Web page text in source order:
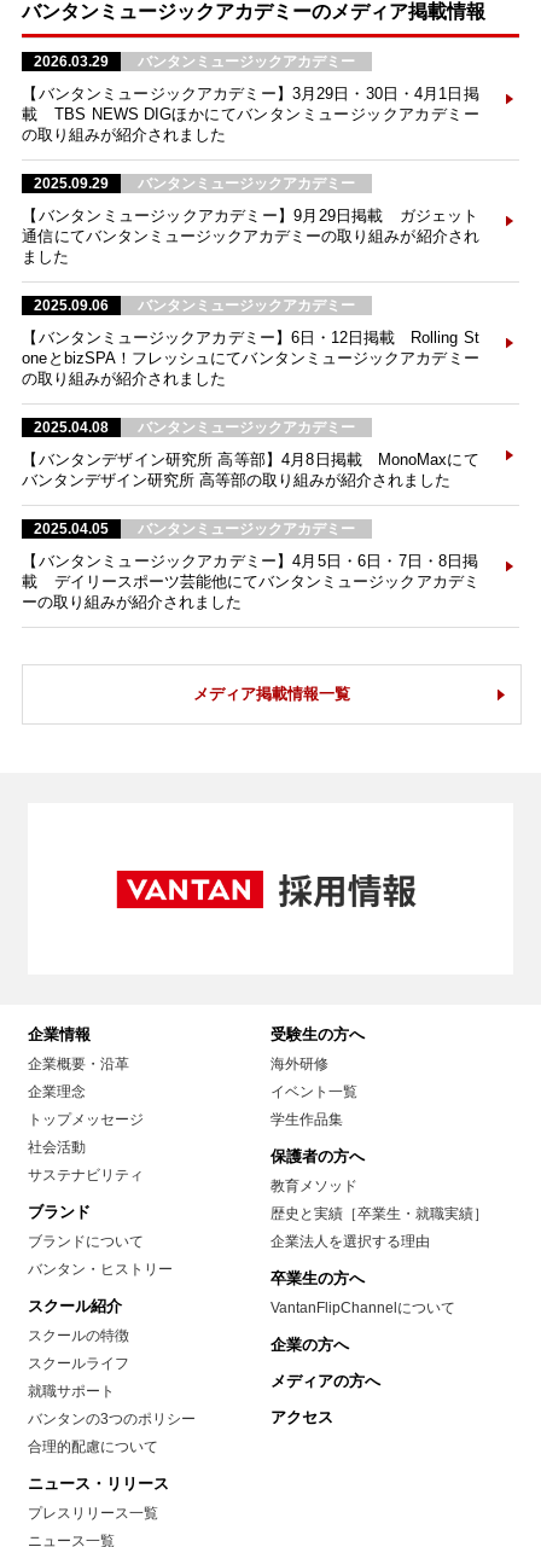
バンタンミュージックアカデミーのメディア掲載情報
2026.03.29 バンタンミュージックアカデミー
【バンタンミュージックアカデミー】3月29日・30日・4月1日掲
載 TBS NEWS DIGほかにてバンタンミュージックアカデミー
の取り組みが紹介されました
2025.09.29 バンタンミュージックアカデミー
【バンタンミュージックアカデミー】9月29日掲載 ガジェット
通信にてバンタンミュージックアカデミーの取り組みが紹介され
ました
2025.09.06 バンタンミュージックアカデミー
【バンタンミュージックアカデミー】6日・12日掲載 Rolling St
oneとbizSPA！フレッシュにてバンタンミュージックアカデミー
の取り組みが紹介されました
2025.04.08 バンタンミュージックアカデミー
【バンタンデザイン研究所 高等部】4月8日掲載 MonoMaxにて
バンタンデザイン研究所 高等部の取り組みが紹介されました
2025.04.05 バンタンミュージックアカデミー
【バンタンミュージックアカデミー】4月5日・6日・7日・8日掲
載 デイリースポーツ芸能他にてバンタンミュージックアカデミ
ーの取り組みが紹介されました
メディア掲載情報一覧
企業情報
企業概要・沿革
企業理念
トップメッセージ
社会活動
サステナビリティ
ブランド
ブランドについて
バンタン・ヒストリー
スクール紹介
スクールの特徴
スクールライフ
就職サポート
バンタンの3つのポリシー
合理的配慮について
ニュース・リリース
プレスリリース一覧
ニュース一覧
受験生の方へ
海外研修
イベント一覧
学生作品集
保護者の方へ
教育メソッド
歴史と実績［卒業生・就職実績］
企業法人を選択する理由
卒業生の方へ
VantanFlipChannelについて
企業の方へ
メディアの方へ
アクセス